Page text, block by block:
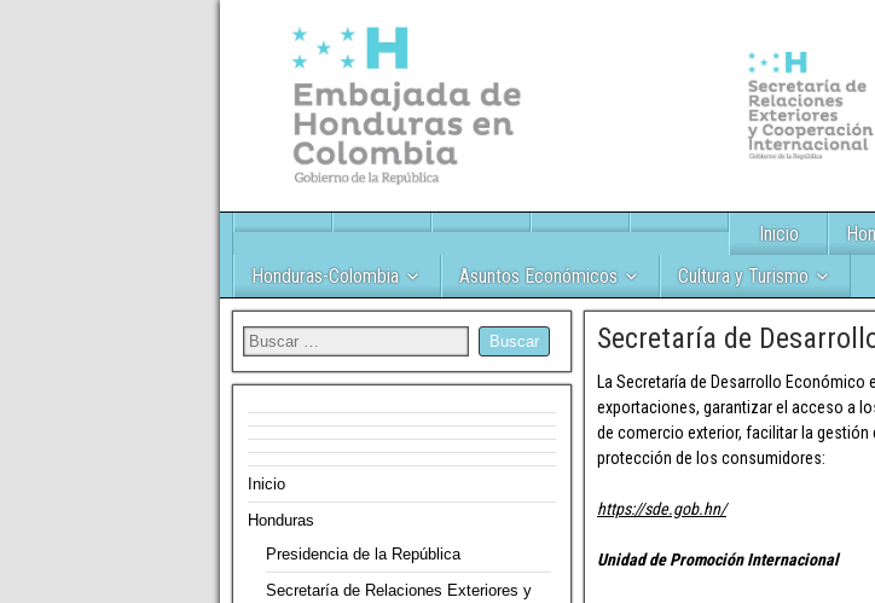
Inicio
Honduras-Colombia
Asuntos Económicos Cultura y Turismo
Secretaría de
La Secretaría de Desarrollo
exportaciones, garantizar el acceso a
de comercio exterior, facilitar la gestión
protección de los consumidores:
https://sde.gob.hn/
Unidad de Promoción Internacional
Inicio
Honduras
Presidencia de la República
Secretaría de Relaciones Exteriores y